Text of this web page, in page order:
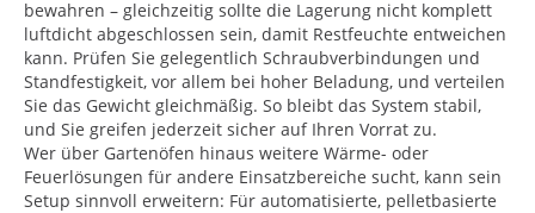
bewahren – gleichzeitig sollte die Lagerung nicht komplett
luftdicht abgeschlossen sein, damit Restfeuchte entweichen
kann. Prüfen Sie gelegentlich Schraubverbindungen und
Standfestigkeit, vor allem bei hoher Beladung, und verteilen
Sie das Gewicht gleichmäßig. So bleibt das System stabil,
und Sie greifen jederzeit sicher auf Ihren Vorrat zu.
Wer über Gartenöfen hinaus weitere Wärme- oder
Feuerlösungen für andere Einsatzbereiche sucht, kann sein
Setup sinnvoll erweitern: Für automatisierte, pelletbasierte